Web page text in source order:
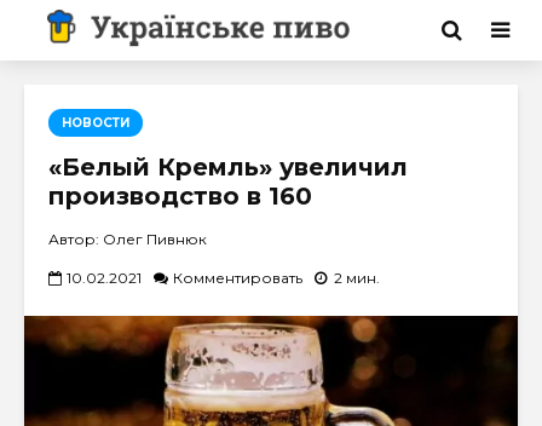
НОВОСТИ
«Белый Кремль» увеличил
производство в 160
Автор: Олег Пивнюк
10.02.2021 Комментировать 2 мин.